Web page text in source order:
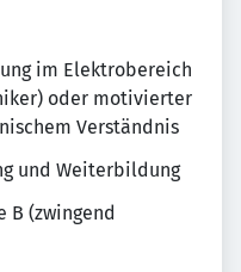
im Elektrobereich
oder motivierter
Verständnis
und Weiterbildung
B (zwingend